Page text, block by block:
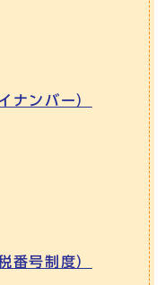
ナンバー）
番号制度）